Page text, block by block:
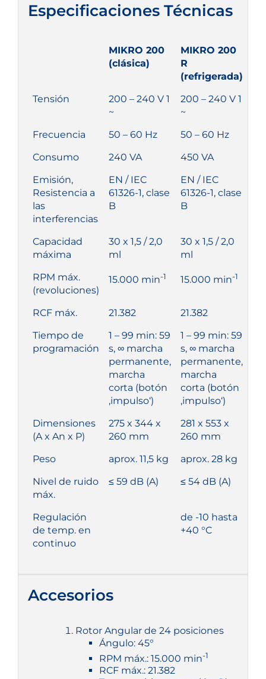
Especificaciones Técnicas
MIKRO 200
(clásica)
MIKRO 200
R
(refrigerada)
Tensión
200 – 240 V 1
~
200 – 240 V 1
~
Frecuencia
50 – 60 Hz
50 – 60 Hz
Consumo
240 VA
450 VA
Emisión,
Resistencia a
las
interferencias
EN / IEC
61326-1, clase
B
EN / IEC
61326-1, clase
B
Capacidad
máxima
30 x 1,5 / 2,0
ml
30 x 1,5 / 2,0
ml
RPM máx.
(revoluciones)
15.000 min-1 15.000 min-1
RCF máx. 21.382
21.382
Tiempo de
programación
1 – 99 min: 59
s, ∞ marcha
permanente,
marcha
corta (botón
‚impulso‘)
1 – 99 min: 59
s, ∞ marcha
permanente,
marcha
corta (botón
‚impulso‘)
Dimensiones
(A x An x P)
275 x 344 x
260 mm
281 x 553 x
260 mm
Peso
aprox. 11,5 kg
aprox. 28 kg
Nivel de ruido
máx.
≤ 59 dB (A) ≤ 54 dB (A)
Regulación
de temp. en
continuo
de -10 hasta
+40 °C
Accesorios
Rotor Angular de 24 posiciones
Ángulo: 45°
RPM máx.: 15.000 min-1
RCF máx.: 21.382